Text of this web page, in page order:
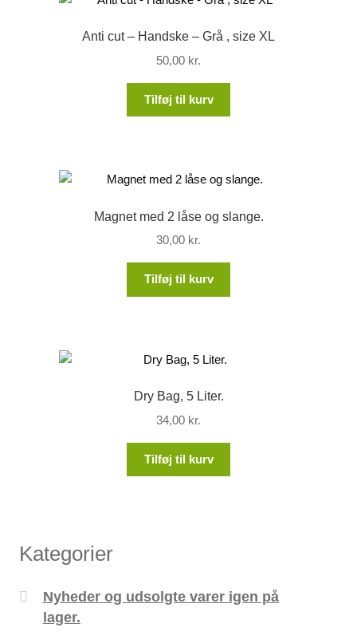
Anti cut – Handske – Grå , size XL
50,00 kr.
Tilføj til kurv
Magnet med 2 låse og slange.
30,00 kr.
Tilføj til kurv
Dry Bag, 5 Liter.
34,00 kr.
Tilføj til kurv
Kategorier
Nyheder og udsolgte varer igen på
lager.